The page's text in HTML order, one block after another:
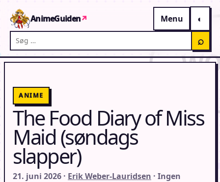
AnimeGuiden↗
Menu
Søg på AnimeGuiden
⌕
ANIME
The Food Diary of Miss
Maid (søndags
slapper)
21. juni 2026 · Erik Weber-Lauridsen · Ingen